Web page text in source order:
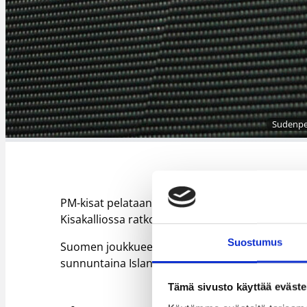
Suostumus
Tämä sivusto käyttää
PM-kisat pelataan Kisakallion Susi Training
Kisakalliossa ratkotaan 16- ja 18-vuotiaiden
Suomen joukkueet kohtaavat keskiviikkona
sunnuntaina Islannin.